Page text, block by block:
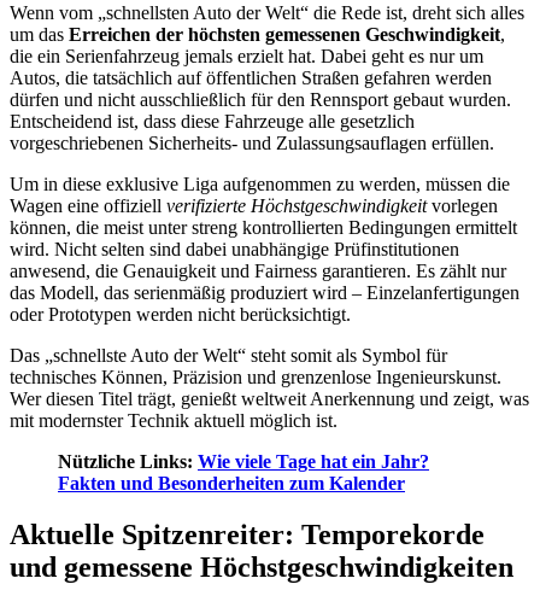
Wenn vom „schnellsten Auto der Welt“ die Rede ist, dreht sich alles
um das Erreichen der höchsten gemessenen Geschwindigkeit,
die ein Serienfahrzeug jemals erzielt hat. Dabei geht es nur um
Autos, die tatsächlich auf öffentlichen Straßen gefahren werden
dürfen und nicht ausschließlich für den Rennsport gebaut wurden.
Entscheidend ist, dass diese Fahrzeuge alle gesetzlich
vorgeschriebenen Sicherheits- und Zulassungsauflagen erfüllen.
Um in diese exklusive Liga aufgenommen zu werden, müssen die
Wagen eine offiziell verifizierte Höchstgeschwindigkeitvorlegen
können, die meist unter streng kontrollierten Bedingungen ermittelt
wird. Nicht selten sind dabei unabhängige Prüfinstitutionen
anwesend, die Genauigkeit und Fairness garantieren. Es zählt nur
das Modell, das serienmäßig produziert wird – Einzelanfertigungen
oder Prototypen werden nicht berücksichtigt.
Das „schnellste Auto der Welt“ steht somit als Symbol für
technisches Können, Präzision und grenzenlose Ingenieurskunst.
Wer diesen Titel trägt, genießt weltweit Anerkennung und zeigt, was
mit modernster Technik aktuell möglich ist.
Nützliche Links: Wie viele Tage hat ein Jahr?
Fakten und Besonderheiten zum Kalender
Aktuelle Spitzenreiter: Temporekorde
und gemessene Höchstgeschwindigkeiten